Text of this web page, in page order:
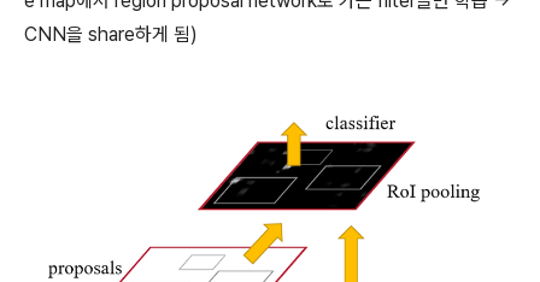
CNN을 share하게 됨)